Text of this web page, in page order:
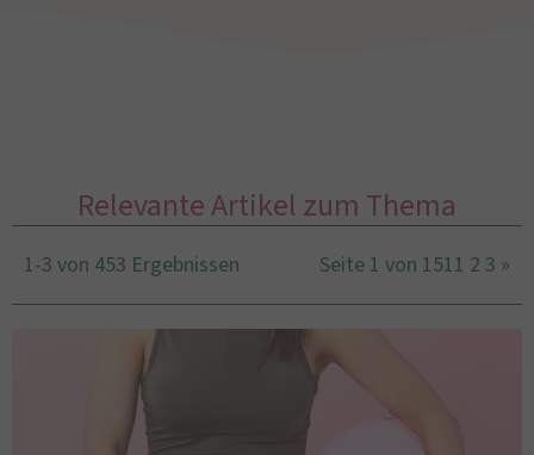
Relevante Artikel zum Thema
1-3 von 453 Ergebnissen Seite 1 von 1511 2 3 »